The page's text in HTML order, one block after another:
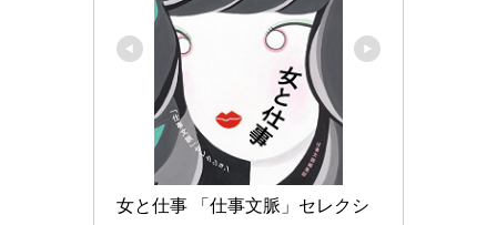
女と仕事 「仕事文脈」セレクシ